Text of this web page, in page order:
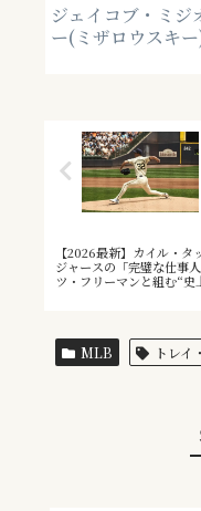
ジェイコブ・ミジ
ー(ミザロウスキ
を巡る契約延長と
【2026最新】カイル・タ
ジャースの「完璧な仕事
ツ・フリーマンと組む“史
MLB トレイ